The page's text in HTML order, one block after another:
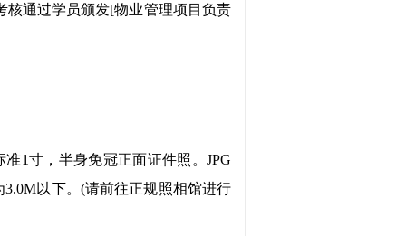
核通过学员颁发[物业管理项目 负责
准1寸，半身免冠正面证件照。JPG
3.0M以下。(请前往正规照相馆进行